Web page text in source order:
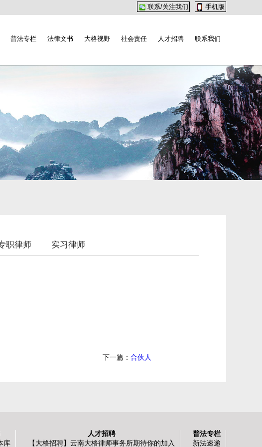
手机版
联系/关注我们
普法专栏 法律文书 大格视野 社会责任 人才招聘 联系我们
职律师 实习律师
下一篇： 合伙人
普法专栏
新法速递
人才招聘
【大格招聘】云南大格律师事务所期待你的加入
库